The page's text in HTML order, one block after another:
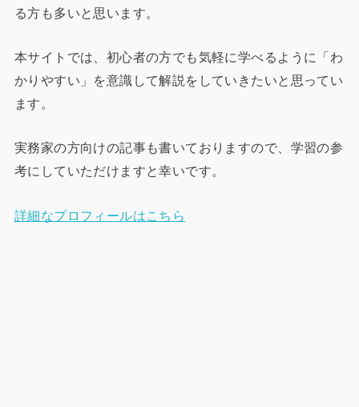
る方も多いと思います。
本サイトでは、初心者の方でも気軽に学べるように「わ
かりやすい」を意識して解説をしていきたいと思ってい
ます。
実務家の方向けの記事も書いておりますので、学習の参
考にしていただけますと幸いです。
詳細なプロフィールはこちら